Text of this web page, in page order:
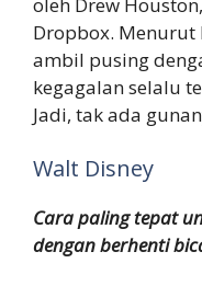
Dropbox. Menurut
ambil pusing
kegagalan selalu
Jadi, tak ada
Walt Disney
Cara paling tepat
dengan berhenti